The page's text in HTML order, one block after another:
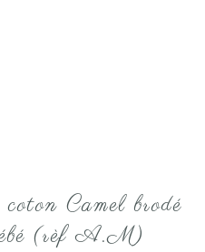
Camel brodé
(rèf A.M)